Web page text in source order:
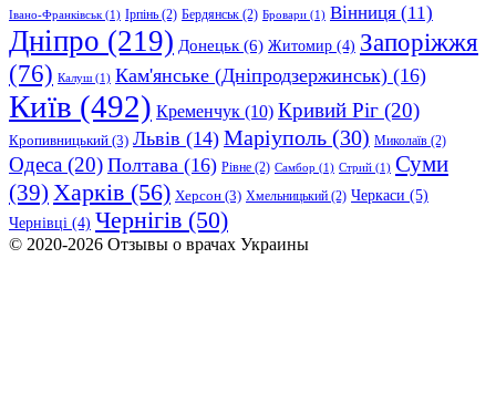
Івано-Франківськ (1) Ірпінь (2) Бердянськ (2) Бровари (1) Вінниця (11)
Дніпро (219) Донецьк (6) Житомир (4) Запоріжжя
(76) Калуш (1) Кам'янське (Дніпродзержинськ) (16)
Київ (492) Кременчук (10) Кривий Ріг (20)
Кропивницький (3) Львів (14) Маріуполь (30) Миколаїв (2)
Одеса (20) Полтава (16) Рівне (2) Самбор (1) Стрий (1) Суми
(39) Харків (56) Херсон (3) Хмельницький (2) Черкаси (5)
Чернівці (4) Чернігів (50)
© 2020-2026 Отзывы о врачах Украины